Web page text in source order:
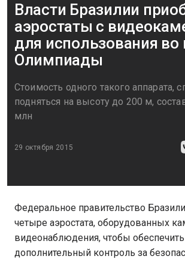
Власти Бразилии
аэростаты с
для использования во
Олимпиады
Стоимость одного такого аппарата,
подняться на высоту до 200 м,
млн
29 октября 2015
Федеральное правительство
четыре аэростата, оборудованных
видеонаблюдения, чтобы обеспечить
дополнительный контроль за